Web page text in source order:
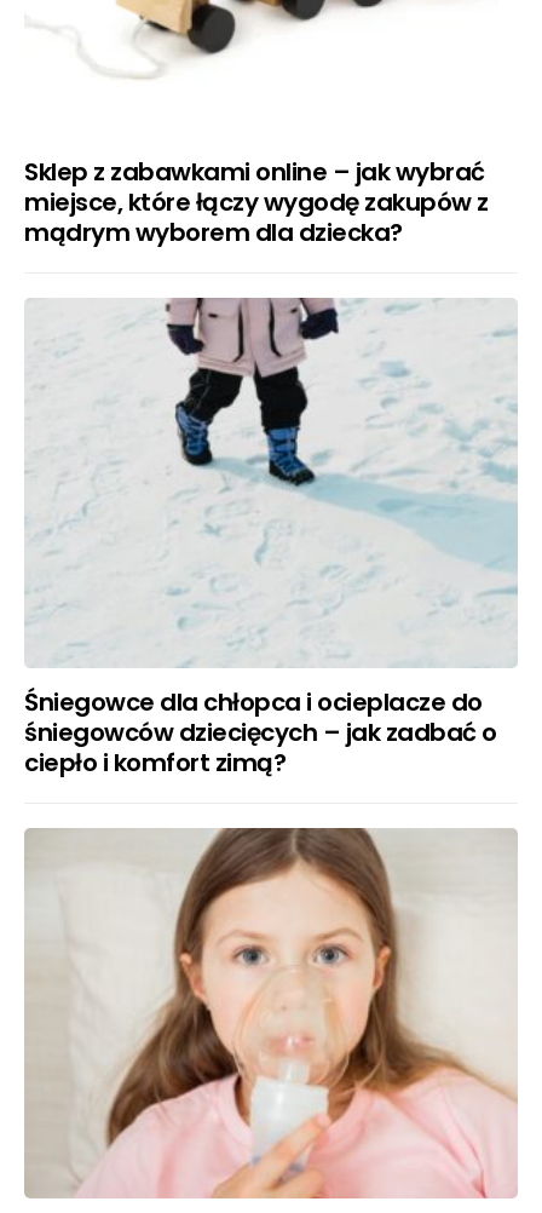
Sklep z zabawkami online – jak wybrać
miejsce, które łączy wygodę zakupów z
mądrym wyborem dla dziecka?
Śniegowce dla chłopca i ocieplacze do
śniegowców dziecięcych – jak zadbać o
ciepło i komfort zimą?